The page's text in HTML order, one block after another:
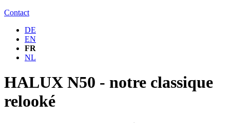
Contact
DE
EN
FR
NL
HALUX N50 - notre classique
relooké